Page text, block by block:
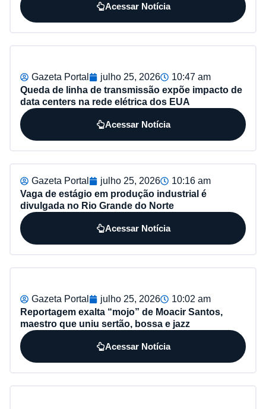
Acessar Notícia
Gazeta Portal julho 25, 2026
10:47 am
Queda de linha de transmissão expõe impacto de
data centers na rede elétrica dos EUA
Acessar Notícia
Gazeta Portal julho 25, 2026
10:16 am
Vaga de estágio em produção industrial é
divulgada no Rio Grande do Norte
Acessar Notícia
Gazeta Portal julho 25, 2026
10:02 am
Reportagem exalta “mojo” de Moacir Santos,
maestro que uniu sertão, bossa e jazz
Acessar Notícia